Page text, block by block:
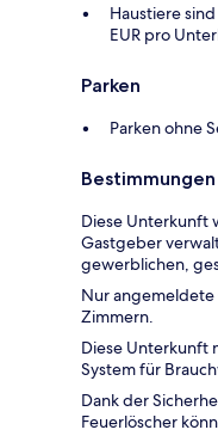
Haustiere
EUR pro
Parken
Parken ohne
Bestimmungen
Diese Unterkunft
Gastgeber
gewerblichen,
Nur angemeldete
Zimmern.
Diese Unterkunft
System für
Dank der
Feuerlöscher